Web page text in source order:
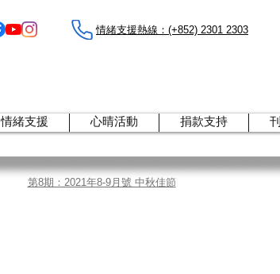
情緒支援熱線：​​(+852) 2301 2303
情緒支援 心晴活動 捐款支持
第8期：2021年8-9月號 中秋佳節